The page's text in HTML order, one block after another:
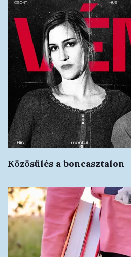
Közösülés a boncasztalon